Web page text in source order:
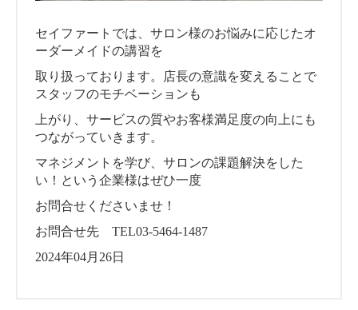
セイファートでは、サロン様のお悩みに応じたオ
ーダーメイドの講習を
取り扱っております。店長の意識を変えることで
スタッフのモチベーションも
上がり、サービスの質やお客様満足度の向上にも
つながっていきます。
マネジメントを学び、サロンの課題解決をした
い！という企業様はぜひ一度
お問合せくださいませ！
お問合せ先 TEL03-5464-1487
2024年04月26日